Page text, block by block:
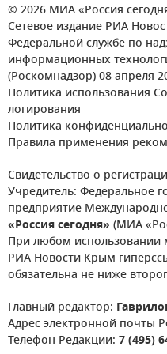
© 2026 МИА «Россия
Сетевое издание РИА
Федеральной службе по
информационных
(Роскомнадзор) 08 апреля
Политика использования
логирования
Политика
Правила применения
Свидетельство о
Учредитель: Федеральное
предприятие
«Россия сегодня» (МИА
При любом использовании
РИА Новости Крым
обязательна не ниже
Главный редактор:
Адрес электронной почты
Телефон Редакции: 7 (495)